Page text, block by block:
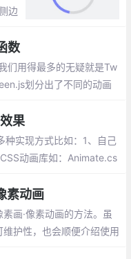
边
素
限
数
们用得最多的无疑就是Tw
划分出了不同的动画
后快再慢
果
种实现方式比如：1、自己
动画库如：Animate.cs
素动画
画·像素动画的方法。虽
护性，也会顺便介绍使用